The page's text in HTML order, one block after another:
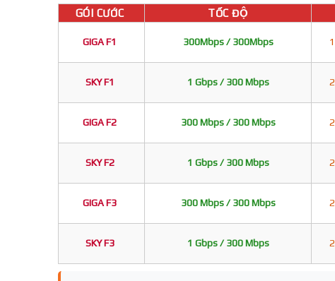
GÓI CƯỚC TỐC ĐỘ
GIGA F1 300Mbps / 300Mbps
SKY F1 1 Gbps / 300 Mbps
GIGA F2 300 Mbps / 300 Mbps
SKY F2 1 Gbps / 300 Mbps
GIGA F3 300 Mbps / 300 Mbps
SKY F3 1 Gbps / 300 Mbps